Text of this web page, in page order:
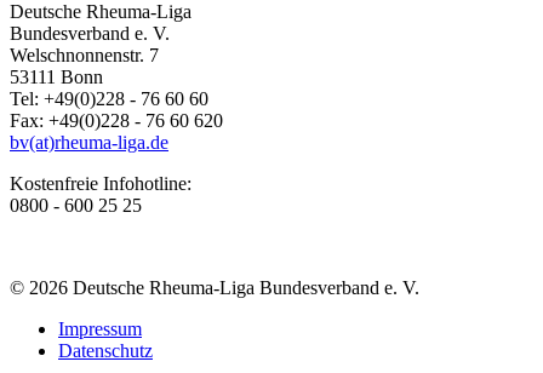
Deutsche Rheuma-Liga
Bundesverband e. V.
Welschnonnenstr. 7
53111 Bonn
Tel: +49(0)228 - 76 60 60
Fax: +49(0)228 - 76 60 620
bv(at)rheuma-liga.de
Kostenfreie Infohotline:
0800 - 600 25 25
© 2026 Deutsche Rheuma-Liga Bundesverband e. V.
Impressum
Datenschutz